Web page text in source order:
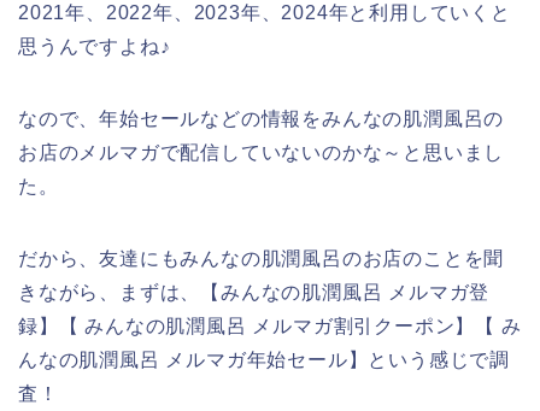
2021年、2022年、2023年、2024年と利用していくと
思うんですよね♪
なので、年始セールなどの情報をみんなの肌潤風呂の
お店のメルマガで配信していないのかな～と思いまし
た。
だから、友達にもみんなの肌潤風呂のお店のことを聞
きながら、まずは、【みんなの肌潤風呂 メルマガ登
録】【 みんなの肌潤風呂 メルマガ割引クーポン】【 み
んなの肌潤風呂 メルマガ年始セール】という感じで調
査！